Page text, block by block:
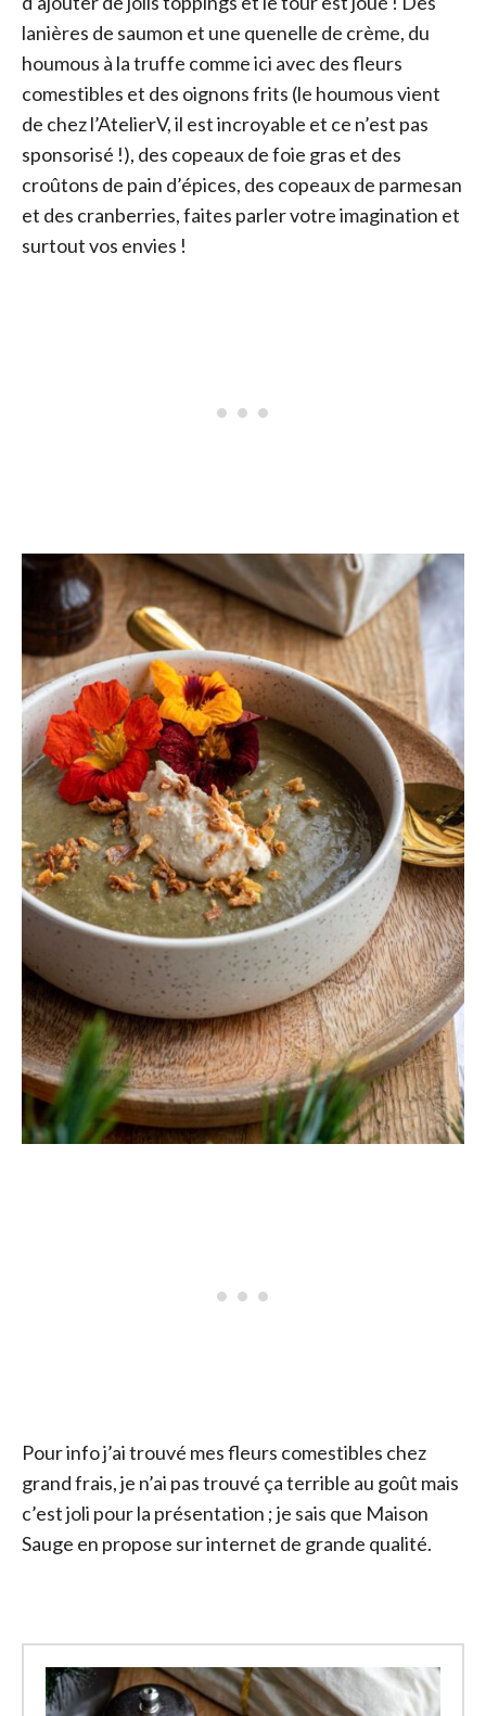
lanières de saumon et une quenelle de crème, du
houmous à la truffe comme ici avec des fleurs
comestibles et des oignons frits (le houmous vient
de chez l’AtelierV, il est incroyable et ce n’est pas
sponsorisé !), des copeaux de foie gras et des
croûtons de pain d’épices, des copeaux de parmesan
et des cranberries, faites parler votre imagination et
surtout vos envies !
Pour info j’ai trouvé mes fleurs comestibles chez
grand frais, je n’ai pas trouvé ça terrible au goût mais
c’est joli pour la présentation ; je sais que Maison
Sauge en propose sur internet de grande qualité.